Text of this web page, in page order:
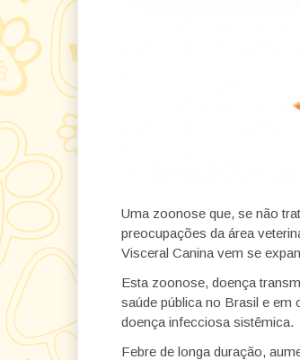
Uma zoonose que, se não
preocupações da área
Visceral Canina vem se
Esta zoonose, doença
saúde pública no Brasil e em
doença infecciosa sistêmica.
Febre de longa duração,